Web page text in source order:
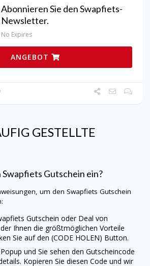
Abonnieren Sie den Swapfiets-
Newsletter.
No Expires
ANGEBOT
GESTELLTE
Gutschein ein?
um den Swapfiets Gutschein
Gutschein oder Deal von
Ihnen die größtmöglichen Vorteile
Sie auf den (CODE HOLEN) Button.
und Sie sehen den Gutscheincode
Kopieren Sie diesen Code und wir